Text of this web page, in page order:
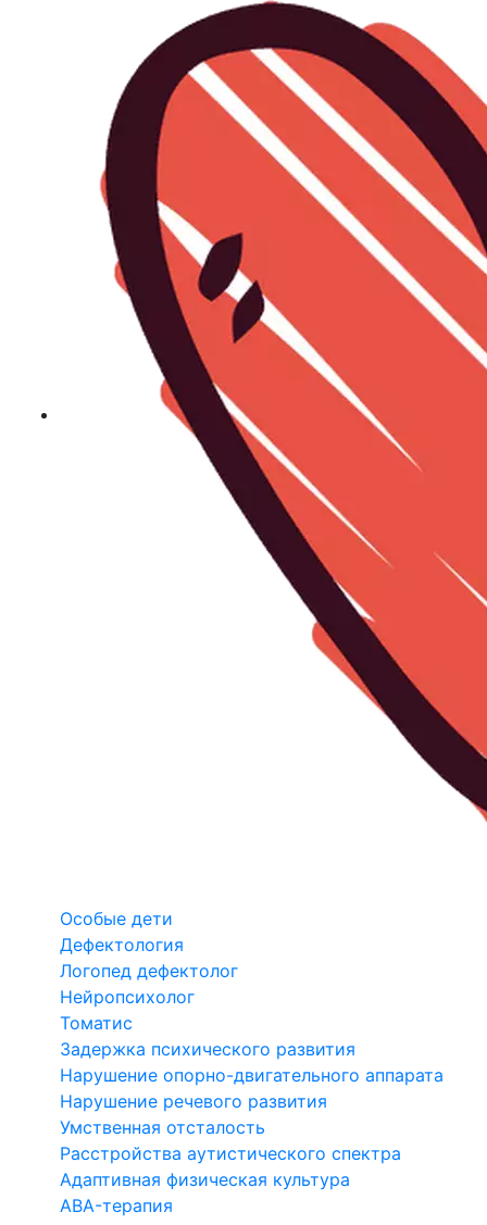
Особые дети
Дефектология
Логопед дефектолог
Нейропсихолог
Томатис
Задержка психического развития
Нарушение опорно-двигательного аппарата
Нарушение речевого развития
Умственная отсталость
Расстройства аутистического спектра
Адаптивная физическая культура
ABA-терапия